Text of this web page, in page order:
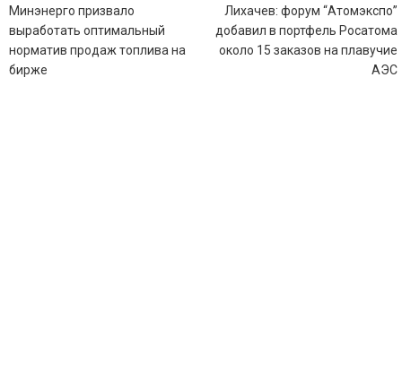
Навигация
по
записям
Минэнерго призвало
выработать оптимальный
норматив продаж топлива на
бирже
Лихачев: форум “Атомэкспо”
добавил в портфель Росатома
около 15 заказов на плавучие
АЭС